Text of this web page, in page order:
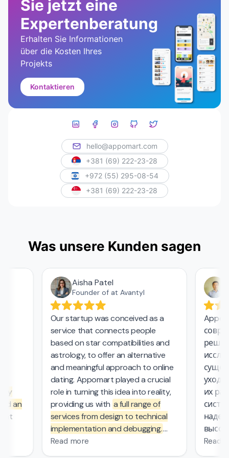
Sie jetzt eine
Expertenberatung
Erhalten Sie Informationen
über die Kosten Ihres
Projekts
Kontaktieren
hello@appomart.com
+381 (69) 222-23-28
+972 (55) 295-08-54
+381 (69) 222-23-28
Was unsere Kunden sagen
an
Aisha Patel
Founder of at Avantyl
Our startup was conceived as a
service that connects people
based on star compatibilities and
astrology, to offer an alternative
and meaningful approach to online
dating. Appomart played a crucial
role in turning this idea into reality,
providing us witha full range of
services from design to technical
implementation and debugging.
They managed the complex
mathematical computations
Read more
ухода
их
Read